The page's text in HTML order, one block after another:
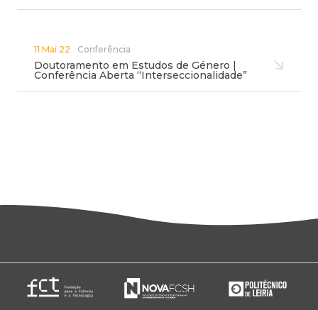
11 Mai 22 Conferência
Doutoramento em Estudos de Género |
Conferência Aberta “Interseccionalidade”